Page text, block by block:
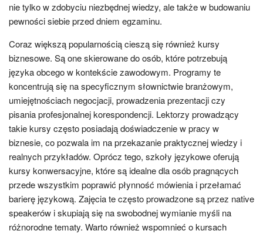
nie tylko w zdobyciu niezbędnej wiedzy, ale także w budowaniu
pewności siebie przed dniem egzaminu.
Coraz większą popularnością cieszą się również kursy
biznesowe. Są one skierowane do osób, które potrzebują
języka obcego w kontekście zawodowym. Programy te
koncentrują się na specyficznym słownictwie branżowym,
umiejętnościach negocjacji, prowadzenia prezentacji czy
pisania profesjonalnej korespondencji. Lektorzy prowadzący
takie kursy często posiadają doświadczenie w pracy w
biznesie, co pozwala im na przekazanie praktycznej wiedzy i
realnych przykładów. Oprócz tego, szkoły językowe oferują
kursy konwersacyjne, które są idealne dla osób pragnących
przede wszystkim poprawić płynność mówienia i przełamać
barierę językową. Zajęcia te często prowadzone są przez native
speakerów i skupiają się na swobodnej wymianie myśli na
różnorodne tematy. Warto również wspomnieć o kursach